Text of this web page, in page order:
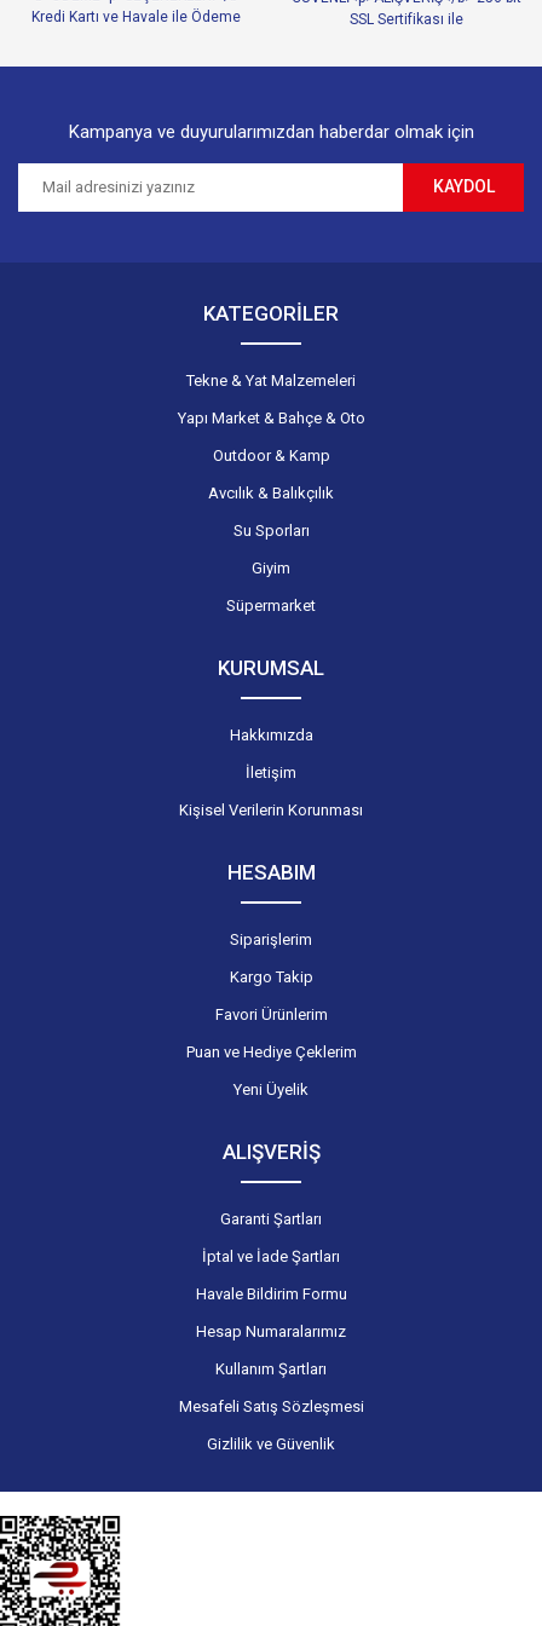
Ürün fiyatı diğer sitelerden daha pahalı.
Gönder
Kampanya ve duyurularımızdan haberdar olmak için
KAYDOL
KATEGORİLER
Tekne & Yat Malzemeleri
Yapı Market & Bahçe & Oto
Outdoor & Kamp
Avcılık & Balıkçılık
Su Sporları
Giyim
Süpermarket
KURUMSAL
Hakkımızda
İletişim
Kişisel Verilerin Korunması
HESABIM
Siparişlerim
Kargo Takip
Favori Ürünlerim
Puan ve Hediye Çeklerim
Yeni Üyelik
ALIŞVERİŞ
Garanti Şartları
İptal ve İade Şartları
Havale Bildirim Formu
Hesap Numaralarımız
Kullanım Şartları
Mesafeli Satış Sözleşmesi
Gizlilik ve Güvenlik